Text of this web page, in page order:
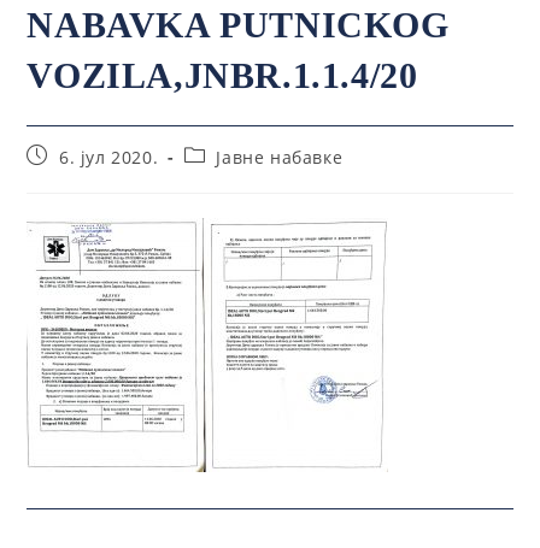
NABAVKA PUTNICKOG
VOZILA,JNBR.1.1.4/20
6. јул 2020. Јавне набавке